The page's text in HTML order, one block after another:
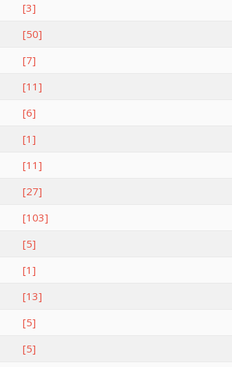
[3]
[50]
[7]
[11]
[6]
[1]
[11]
[27]
[103]
[5]
[1]
[13]
[5]
[5]